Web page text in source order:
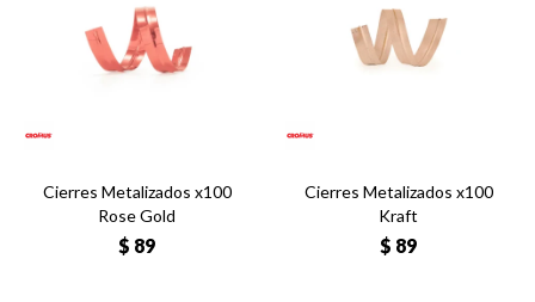
Cierres Metalizados x100
Rose Gold
$ 89
Cierres Metalizados x100
Kraft
$ 89